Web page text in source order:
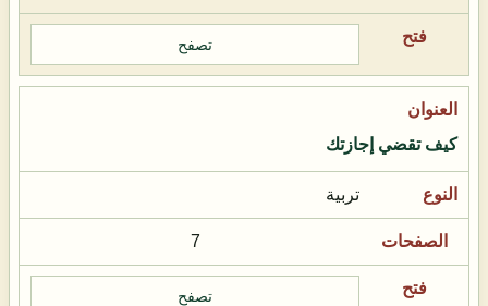
تصفح
كيف تقضي إجازتك
تربية
7
تصفح